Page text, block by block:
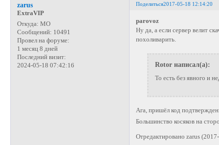
Поделиться2017-05-18 12:14:20
zarus
ExtraVIP
Откуда: МО
Сообщений: 10491
Провел на форуме:
1 месяц 8 дней
Последний визит:
2024-05-18 07:42:16
parovoz
Ну да, а если сервер велит
похоливарить.
Rotor написал(а):
То есть без явного и
Ага, пришёл код
Большинство косяков на
Отредактировано zarus